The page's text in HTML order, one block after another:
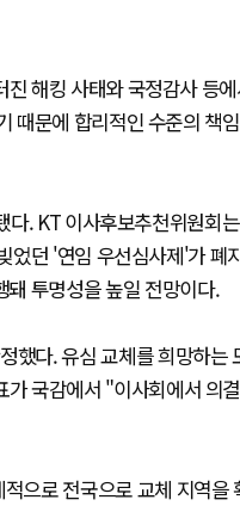
해킹 사태와 국정감사 등
때문에 합리적인 수준의 책
. KT 이사후보추천위원회
던 '연임 우선심사제'가 폐
투명성을 높일 전망이다.
했다. 유심 교체를 희망하는
국감에서 "이사회에서 의
으로 전국으로 교체 지역을